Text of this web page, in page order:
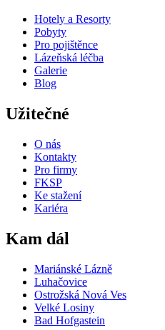
Hotely a Resorty
Pobyty
Pro pojištěnce
Lázeňská léčba
Galerie
Blog
Užitečné
O nás
Kontakty
Pro firmy
FKSP
Ke stažení
Kariéra
Kam dál
Mariánské Lázně
Luhačovice
Ostrožská Nová Ves
Velké Losiny
Bad Hofgastein